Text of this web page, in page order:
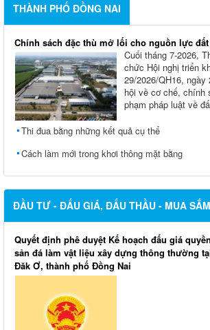
THÀNH PHỐ ĐỒNG NAI
Chính sách đặc thù mở lối cho nguồn lực
Cuối tháng 7-2026,
chức Hội nghị triển
29/2026/QH16, ngày
hội về cơ chế,
phạm pháp luật về
Thi đua bằng những kết quả cụ thể
Cách làm mới trong khơi thông mặt bằng
ĐẦU TƯ - ĐẤU GIÁ, ĐẤU THẦU - MUA
Quyết định phê duyệt Kế hoạch đấu giá
sản đá làm vật liệu xây dựng thông thường
Đăk Ơ, thành phố Đồng Nai